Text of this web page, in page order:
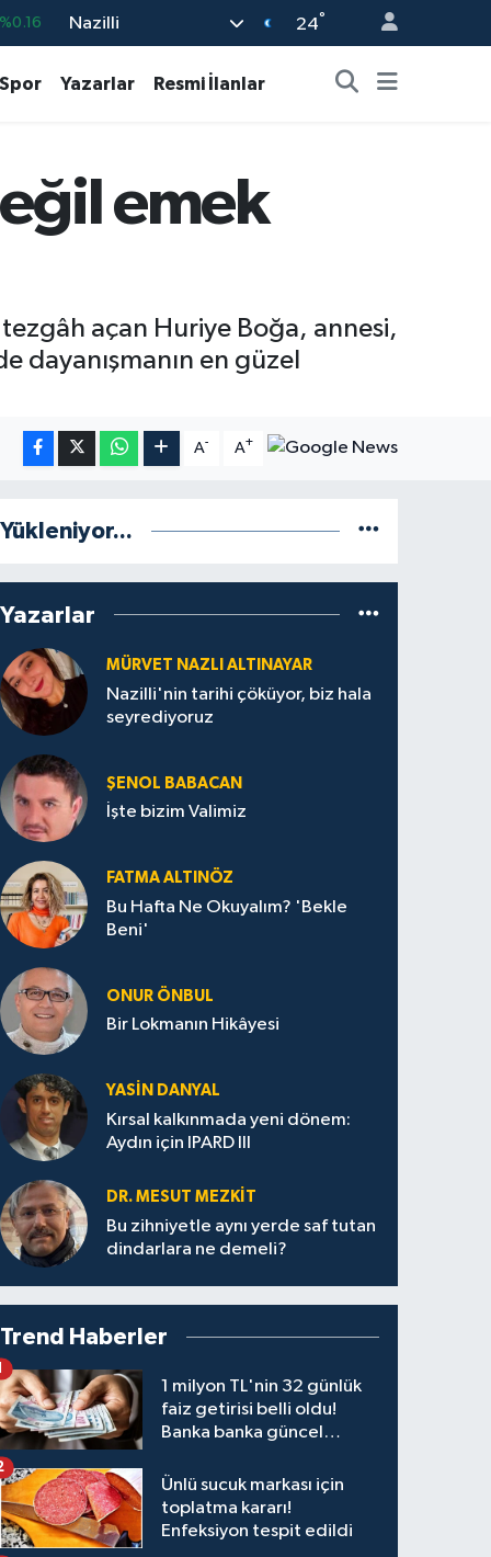
%70
Nazilli 24°
Spor Yazarlar Resmi İlanlar
emek
açan Huriye Boğa, annesi,
dayanışmanın en güzel
A- A+
Yükleniyor...
Yazarlar
MÜRVET NAZLI ALTINAYAR
Nazilli'nin tarihi çöküyor, biz hala
seyrediyoruz
ŞENOL BABACAN
İşte bizim Valimiz
FATMA ALTINÖZ
Bu Hafta Ne Okuyalım? 'Bekle
Beni'
ONUR ÖNBUL
Bir Lokmanın Hikâyesi
YASIN DANYAL
Kırsal kalkınmada yeni dönem:
Aydın için IPARD III
DR. MESUT MEZKIT
Bu zihniyetle aynı yerde saf tutan
dindarlara ne demeli?
Trend Haberler
1 milyon TL'nin 32 günlük
faiz getirisi belli oldu!
Banka banka güncel
Ünlü sucuk markası için
toplatma kararı!
Enfeksiyon tespit edildi